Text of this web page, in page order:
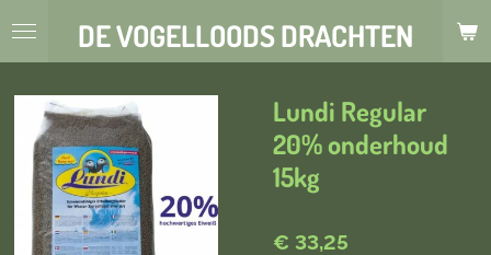
Ga
de
hoofdinhoud
DE VOGELLOODS DRACHTEN
Lundi Regular
20% onderhoud
15kg
€ 33,25